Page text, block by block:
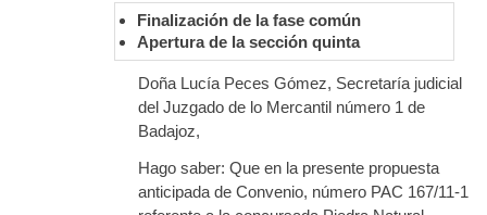
Finalización de la fase común
Apertura de la sección quinta
Doña Lucía Peces Gómez, Secretaría judicial
del Juzgado de lo Mercantil número 1 de
Badajoz,
Hago saber: Que en la presente propuesta
anticipada de Convenio, número PAC 167/11-1